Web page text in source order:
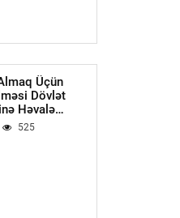
Üçün
Dövlət
Həvalə
Həsənquliyev
525